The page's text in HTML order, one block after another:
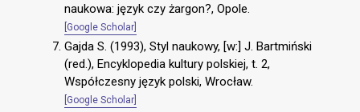
naukowa: język czy żargon?, Opole.
[Google Scholar]
Gajda S. (1993), Styl naukowy, [w:] J. Bartmiński
(red.), Encyklopedia kultury polskiej, t. 2,
Współczesny język polski, Wrocław.
[Google Scholar]